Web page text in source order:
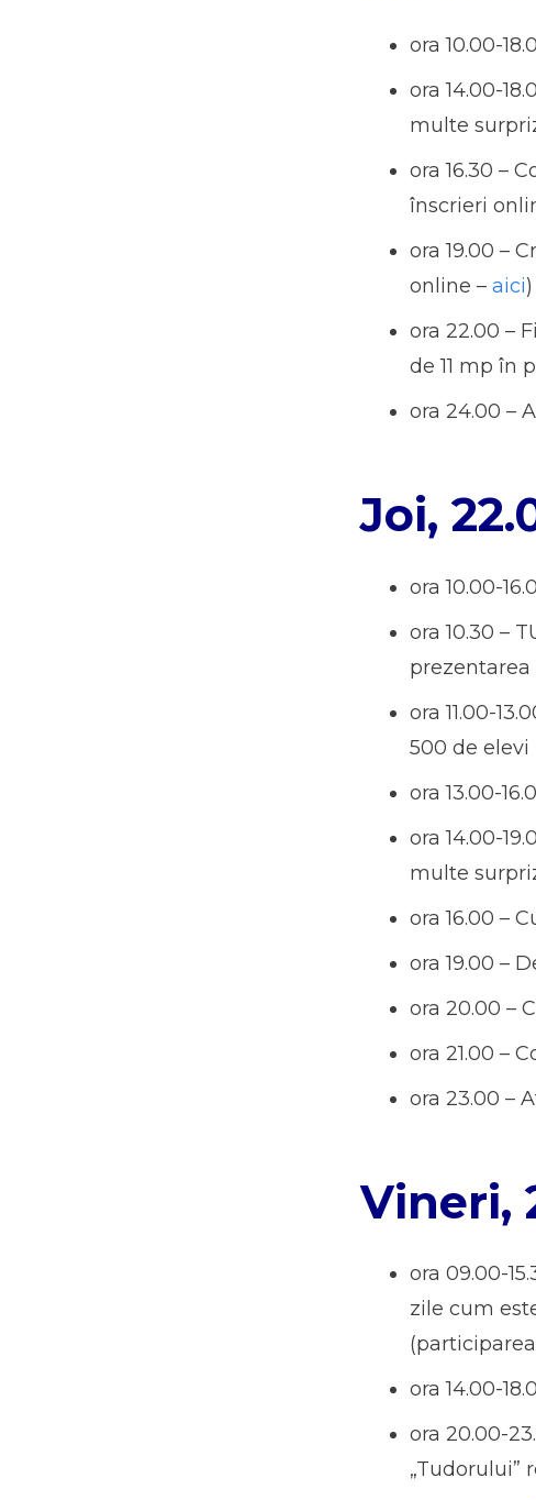
ora 10.00-
ora 14.00-
multe
ora 16.30 –
înscrieri
ora 19.00 –
online – aici)
ora 22.00 –
de 11 mp în
ora 24.00 –
Joi,
ora 10.00-
ora 10.30 –
ora 11.00-
500 de elevi
ora 13.00-
ora 14.00-
multe
ora 16.00 –
ora 19.00 –
ora 20.00 –
ora 21.00 –
ora 23.00 –
Vineri,
ora 09.00-
zile cum
ora 14.00-
ora 20.00-
„Tudorului”